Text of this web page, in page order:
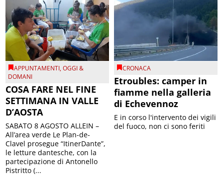
APPUNTAMENTI,OGGI &
DOMANI
COSA FARE NEL FINE
SETTIMANA IN VALLE
D’AOSTA
SABATO 8 AGOSTO ALLEIN –
All’area verde Le Plan-de-
Clavel prosegue “ItinerDante”,
le letture dantesche, con la
partecipazione di Antonello
Pistritto (...
CRONACA
Etroubles: camper in
fiamme nella galleria
di Echevennoz
E in corso l'intervento dei vigili
del fuoco, non ci sono feriti